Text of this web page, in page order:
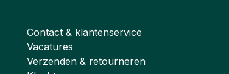
Contact & klantenservice
Vacatures
Verzenden & retourneren